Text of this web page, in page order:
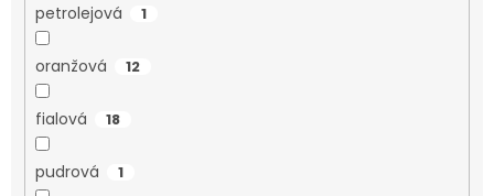
petrolejová 1
oranžová 12
fialová 18
pudrová 1